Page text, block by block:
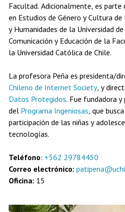
Facultad. Adicionalmente, es
en Estudios de Género y Cultura
y Humanidades de la Universidad
Comunicación y Educación de la
la Universidad Católica de Chile.
La profesora Peña es presidenta/
Chileno de Internet Society, y
Datos Protegidos. Fue fundadora
del Programa Ingeniosas, que
participación de las niñas y
tecnologías.
Teléfono: +562 29784450
Correo electrónico:
​Oficina: 15